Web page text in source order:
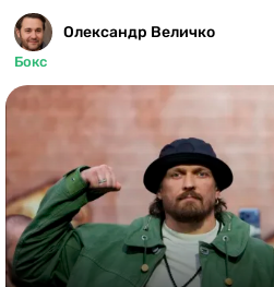
Олександр Величко
Бокс